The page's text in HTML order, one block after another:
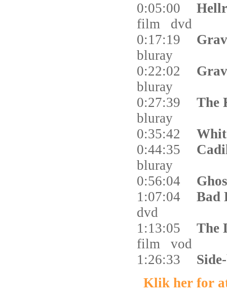
0:05:00
film
dvd
0:17:19
bluray
0:22:02
bluray
0:27:39
The
bluray
0:35:42
0:44:35
bluray
0:56:04
1:07:04
Bad
dvd
1:13:05
The
film
vod
1:26:33
Klik her for